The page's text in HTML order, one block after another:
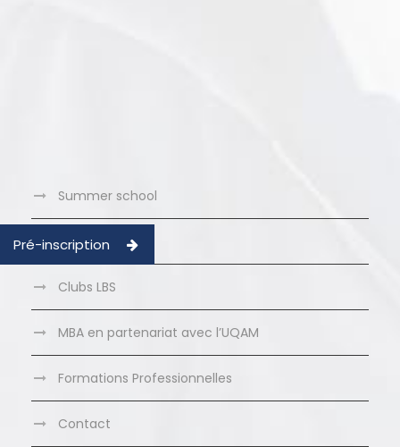
Summer school
Bourses
Clubs LBS
MBA en partenariat avec l’UQAM
Formations Professionnelles
Contact
Pré-inscription